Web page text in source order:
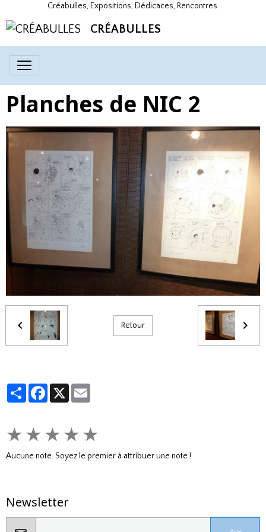
Créabulles, Expositions, Dédicaces, Rencontres.
CRÉABULLES
Planches de NIC 2
Retour
PartagerFacebook
X
★ ★ ★ ★ ★
Aucune note. Soyez le premier à attribuer une note !
Newsletter